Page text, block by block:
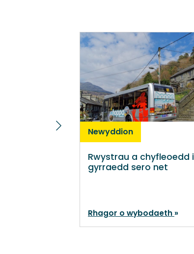
Newyddion
Rwystrau a chyfleoedd i
gyrraedd sero net
Rhagor o wybodaeth